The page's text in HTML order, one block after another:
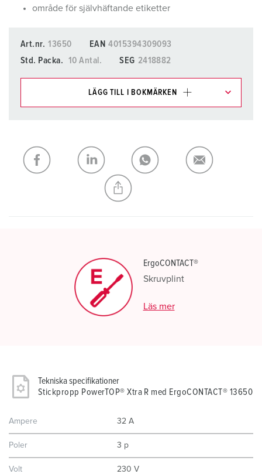
område för självhäftande etiketter
Art.nr. 13650 EAN 4015394309093
Std. Packa.
10 Antal. SEG 2418882
LÄGG TILL I BOKMÄRKEN
Min lista LÄGG TILL
SKAPA EN NY LISTA
ErgoCONTACT®
Skruvplint
Läs mer
Tekniska specifikationer
Stickpropp PowerTOP® Xtra R med ErgoCONTACT® 13650
Ampere 32 A
Poler 3 p
Volt 230 V